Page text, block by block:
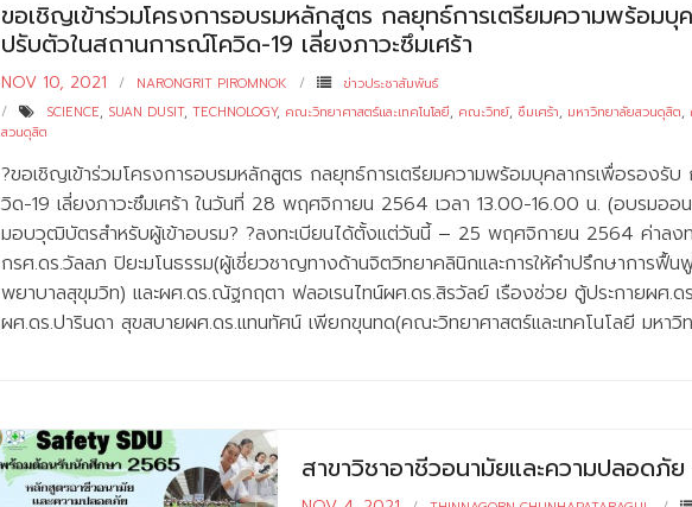
ขอเชิญเข้าร่วมโครงการอบรมหลักสูตร กลยุทธ์การเตรียมความพร้อมบุ
ปรับตัวในสถานการณ์โควิด-19 เลี่ยงภาวะซึมเศร้า
NOV 10, 2021 NARONGRIT PIROMNOK
ข่าวประชาสัมพันธ์
SCIENCE, SUAN DUSIT, TECHNOLOGY, คณะวิทยาศาสตร์และเทคโนโลยี, คณะวิทย์, ซึมเศร้า, มหาวิทยาลัยสวนดุสิต,
สวนดุสิต
?ขอเชิญเข้าร่วมโครงการอบรมหลักสูตร กลยุทธ์การเตรียมความพร้อมบุคลากรเพื่อรองรั
วิด-19 เลี่ยงภาวะซึมเศร้า ในวันที่ 28 พฤศจิกายน 2564 เวลา 13.00-16.00 น. (อบรมออ
มอบวุฒิบัตรสำหรับผู้เข้าอบรม? ?ลงทะเบียนได้ตั้งแต่วันนี้ – 25 พฤศจิกายน 2564 ค่าลง
กรศ.ดร.วัลลภ ปิยะมโนธรรม(ผู้เชี่ยวชาญทางด้านจิตวิทยาคลินิกและการให้คำปรึกษาการฟื้
พยาบาลสุขุมวิท) และผศ.ดร.ณัฐกฤตา ฟลอเรนไทน์ผศ.ดร.สิรวัลย์ เรืองช่วย ตู้ประกายผศ.
ผศ.ดร.ปารินดา สุขสบายผศ.ดร.แทนทัศน์ เพียกขุนทด(คณะวิทยาศาสตร์และเทคโนโลยี มหา
สาขาวิชาอาชีวอนามัยและความปลอดภั